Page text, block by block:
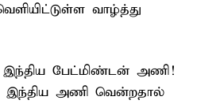
வாழ்த்து
இந்திய பேட்மிண்டன் அணி!
அணி வென்றதால்